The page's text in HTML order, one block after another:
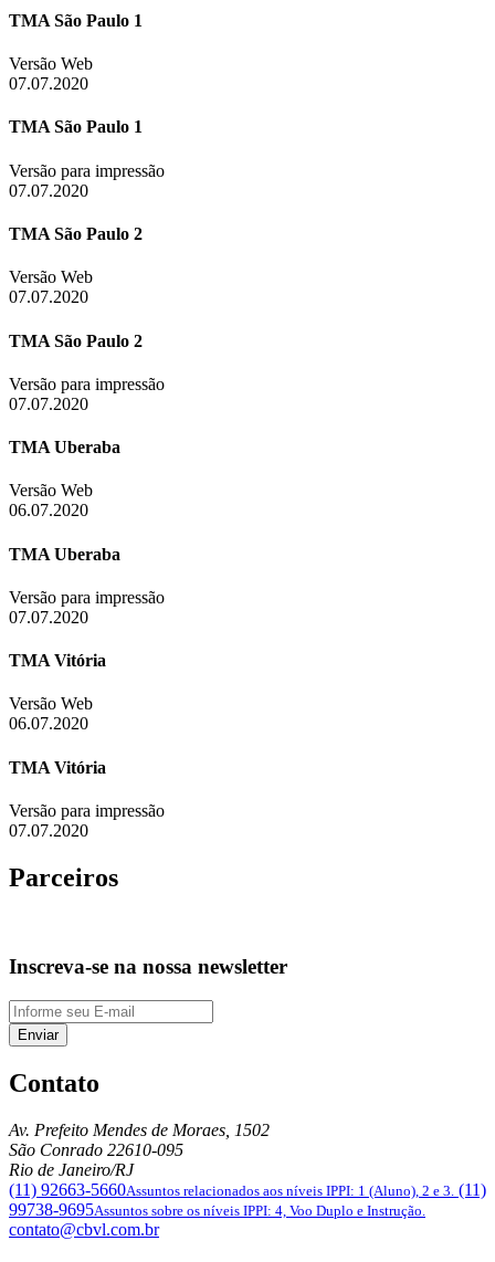
TMA São Paulo 1
Versão Web
07.07.2020
TMA São Paulo 1
Versão para impressão
07.07.2020
TMA São Paulo 2
Versão Web
07.07.2020
TMA São Paulo 2
Versão para impressão
07.07.2020
TMA Uberaba
Versão Web
06.07.2020
TMA Uberaba
Versão para impressão
07.07.2020
TMA Vitória
Versão Web
06.07.2020
TMA Vitória
Versão para impressão
07.07.2020
Parceiros
Inscreva-se na nossa newsletter
Enviar
Contato
Av. Prefeito Mendes de Moraes, 1502
São Conrado 22610-095
Rio de Janeiro/RJ
(11) 92663-5660Assuntos relacionados aos níveis IPPI: 1 (Aluno), 2 e 3. (11)
99738-9695Assuntos sobre os níveis IPPI: 4, Voo Duplo e Instrução.
contato@cbvl.com.br